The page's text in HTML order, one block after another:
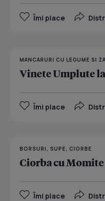
Îmi place
MANCARURI CU LEGUME SI
Vinete Umplute
Îmi place
BORSURI, SUPE, CIORBE
Ciorba cu Momite
Îmi place